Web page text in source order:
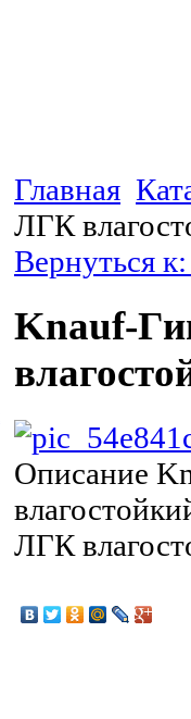
Главная
ЛГК
Вернуться
Knauf-
Описание
ЛГК